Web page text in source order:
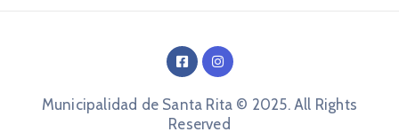
Municipalidad de Santa Rita © 2025. All Rights
Reserved